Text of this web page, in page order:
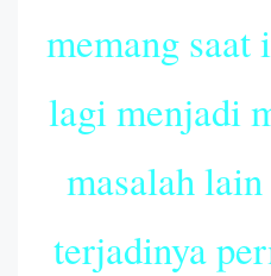
memang saat
lagi menjadi
masalah
terjadinya